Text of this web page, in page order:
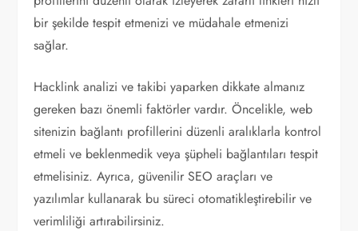
bir şekilde tespit etmenizi ve müdahale etmenizi
sağlar.
Hacklink analizi ve takibi yaparken dikkate almanız
gereken bazı önemli faktörler vardır. Öncelikle, web
sitenizin bağlantı profillerini düzenli aralıklarla kontrol
etmeli ve beklenmedik veya şüpheli bağlantıları tespit
etmelisiniz. Ayrıca, güvenilir SEO araçları ve
yazılımlar kullanarak bu süreci otomatikleştirebilir ve
verimliliği artırabilirsiniz.